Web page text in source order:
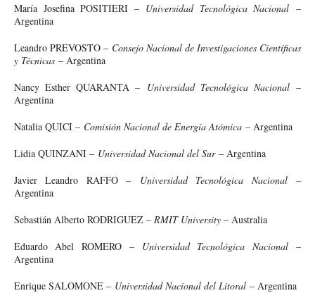
María Josefina POSITIERI – Universidad Tecnológica Nacional –
Argentina
Leandro PREVOSTO – Consejo Nacional de Investigaciones Científicas
y Técnicas– Argentina
Nancy Esther QUARANTA – Universidad Tecnológica Nacional–
Argentina
Natalia QUICI – Comisión Nacional de Energía Atómica– Argentina
Lidia QUINZANI – Universidad Nacional del Sur– Argentina
Javier Leandro RAFFO – Universidad Tecnológica Nacional–
Argentina
Sebastián Alberto RODRIGUEZ –RMIT University– Australia
Eduardo Abel ROMERO – Universidad Tecnológica Nacional–
Argentina
Enrique SALOMONE – Universidad Nacional del Litoral– Argentina